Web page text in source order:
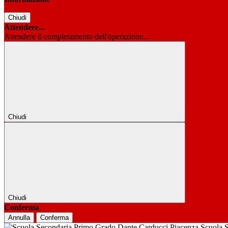
Chiudi
Attendere...
Attendere il completamento dell'operazione...
Chiudi
Chiudi
Conferma
Annulla Conferma